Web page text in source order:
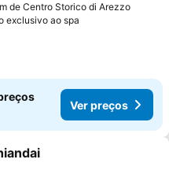
de Centro Storico di Arezzo
exclusivo ao spa
Ver preços
aos favoritos